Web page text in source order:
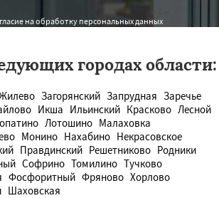
на обработку персональных данных
городах области:
Загорянский Запрудная Заречье
Икша Ильинский Красково Лесной
Лотошино Малаховка
Монино Нахабино Некрасовское
Правдинский Решетниково Родники
Софрино Томилино Тучково
Фосфоритный Фряново Хорлово
Шаховская